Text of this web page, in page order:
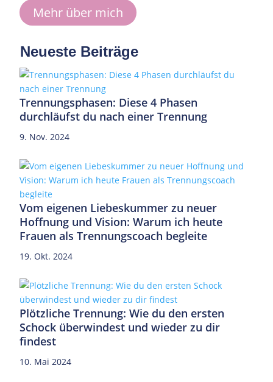
Mehr über mich
Neueste Beiträge
Trennungsphasen: Diese 4 Phasen
durchläufst du nach einer Trennung
9. Nov. 2024
Vom eigenen Liebeskummer zu neuer
Hoffnung und Vision: Warum ich heute
Frauen als Trennungscoach begleite
19. Okt. 2024
Plötzliche Trennung: Wie du den ersten
Schock überwindest und wieder zu dir
findest
10. Mai 2024